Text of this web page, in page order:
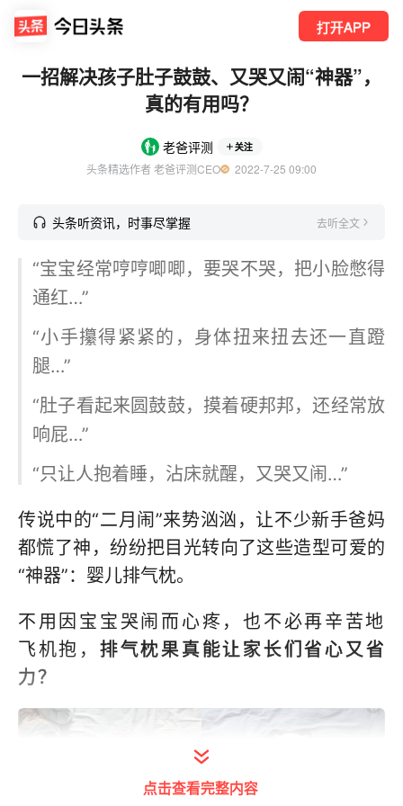
打开APP
一招解决孩子肚子鼓鼓、又哭又闹“神器”，
真的有用吗？
老爸评测 关注
头条精选作者 老爸评测CEO
  2022-7-25 09:00
头条听资讯，时事尽掌握 去听全文
“宝宝经常哼哼唧唧，要哭不哭，把小脸憋得
通红…”
“小手攥得紧紧的，身体扭来扭去还一直蹬
腿…”
“肚子看起来圆鼓鼓，摸着硬邦邦，还经常放
响屁…”
“只让人抱着睡，沾床就醒，又哭又闹…”
传说中的“二月闹”来势汹汹，让不少新手爸妈
都慌了神，纷纷把目光转向了这些造型可爱的
“神器”：婴儿排气枕。
不用因宝宝哭闹而心疼，也不必再辛苦地
飞机抱， 排气枕果真能让家长们省心又省
力？
点击查看完整内容